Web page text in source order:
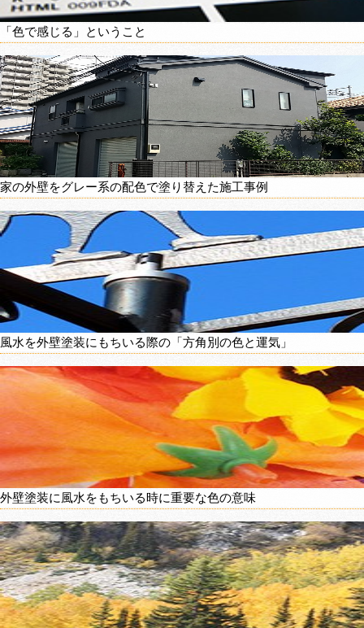
「色で感じる」ということ
家の外壁をグレー系の配色で塗り替えた施工事例
風水を外壁塗装にもちいる際の「方角別の色と運気」
外壁塗装に風水をもちいる時に重要な色の意味